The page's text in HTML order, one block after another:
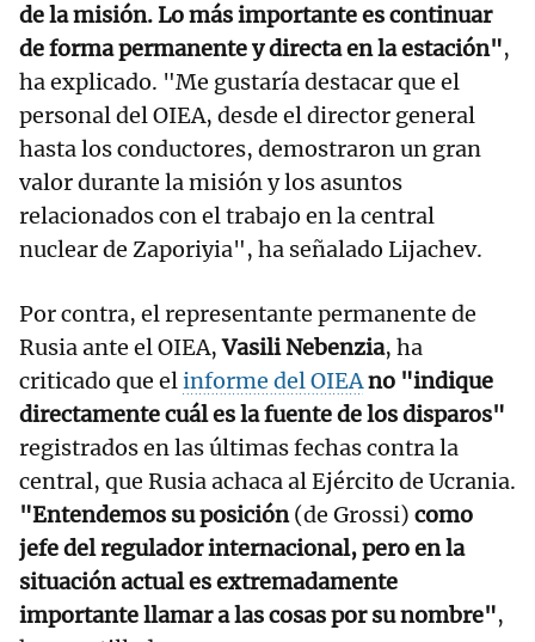
de la misión. Lo más importante es continuar
de forma permanente y directa en la estación",
ha explicado. "Me gustaría destacar que el
personal del OIEA, desde el director general
hasta los conductores, demostraron un gran
valor durante la misión y los asuntos
relacionados con el trabajo en la central
nuclear de Zaporiyia", ha señalado Lijachev.
Por contra, el representante permanente de
Rusia ante el OIEA,Vasili Nebenzia, ha
criticado que elinforme del OIEAno "indique
directamente cuál es la fuente de los disparos"
registrados en las últimas fechas contra la
central, que Rusia achaca al Ejército de Ucrania.
"Entendemos su posición(de Grossi) como
jefe del regulador internacional, pero en la
situación actual es extremadamente
importante llamar a las cosas por su nombre",